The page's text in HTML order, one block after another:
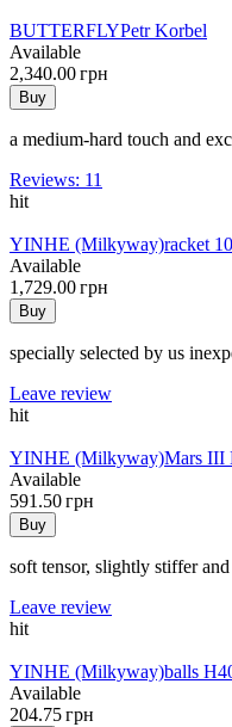
BUTTERFLYPetr Korbel
Available
2,340.00 грн
Buy
a medium-hard touch and
Reviews: 11
hit
YINHE (Milkyway)racket
Available
1,729.00 грн
Buy
specially selected by us
Leave review
hit
YINHE (Milkyway)Mars III
Available
591.50 грн
Buy
soft tensor, slightly stiffer
Leave review
hit
YINHE (Milkyway)balls
Available
204.75 грн